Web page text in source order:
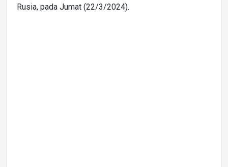
Rusia, pada Jumat (22/3/2024).